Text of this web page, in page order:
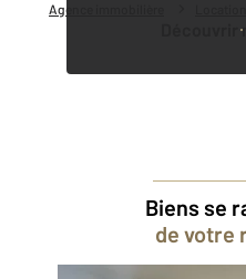
Agence immobilière
Biens se
de votre